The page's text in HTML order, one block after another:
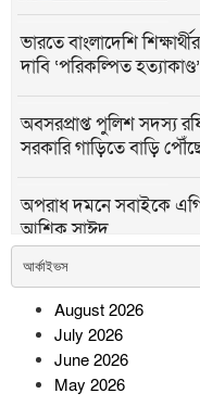
ভারতে বাংলাদেশি
দাবি ‘পরিকল্পিত হত্যাকাণ্ড’
অবসরপ্রাপ্ত পুলিশ সদস্য
সরকারি গাড়িতে বাড়ি
অপরাধ দমনে সবাইকে
আশিক সাঈদ
কমলনগরে মাদক ও
আর্কাইভস
August 2026
July 2026
June 2026
May 2026